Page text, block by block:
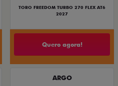
TORO FREEDOM TURBO 270 FLEX AT6
2027
Quero agora!
ARGO